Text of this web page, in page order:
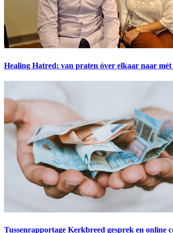
Healing Hatred: van praten óver elkaar naar
Tussenrapportage Kerkbreed gesprek en online